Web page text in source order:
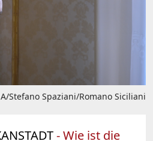
Stefano Spaziani/Romano Siciliani
- Wie ist die